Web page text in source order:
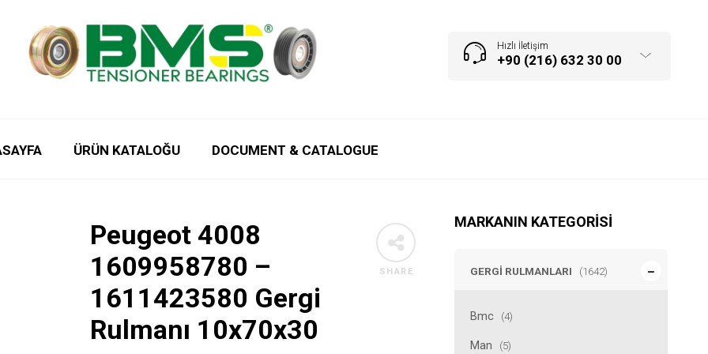
Hızlı İletişim
+90 (216) 632 30 00
ÜRÜN KATALOĞU DOCUMENT & CATALOGUE
MARKANIN KATEGORISI
GERGI RULMANLARI (1642)
Bmc (4)
Man (5)
SHARE
Peugeot 4008
1609958780 –
1611423580 Gergi
Rulmanı 10x70x30